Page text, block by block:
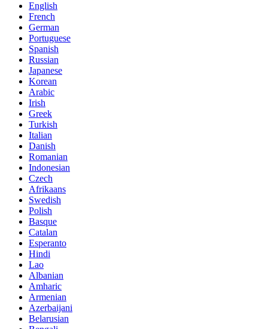
English
French
German
Portuguese
Spanish
Russian
Japanese
Korean
Arabic
Irish
Greek
Turkish
Italian
Danish
Romanian
Indonesian
Czech
Afrikaans
Swedish
Polish
Basque
Catalan
Esperanto
Hindi
Lao
Albanian
Amharic
Armenian
Azerbaijani
Belarusian